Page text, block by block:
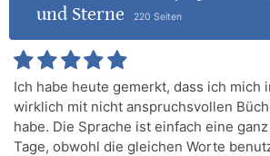
und Sterne
220 Seiten
Ich habe heute gemerkt, dass ich mich
wirklich mit nicht anspruchsvollen
habe. Die Sprache ist einfach eine
Tage, obwohl die gleichen Worte